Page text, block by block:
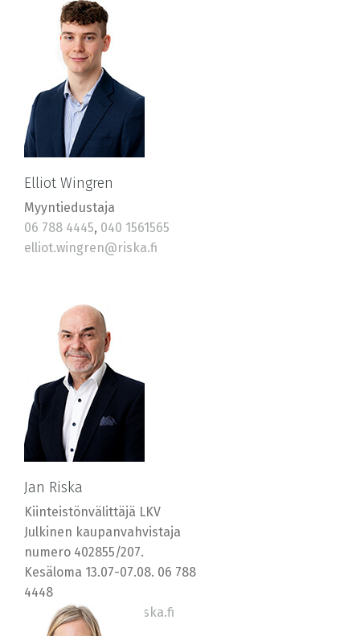
Elliot Wingren
Myyntiedustaja
06 788 4445, 040 1561565
elliot.wingren@riska.fi
Jan Riska
Kiinteistönvälittäjä LKV
Julkinen kaupanvahvistaja
numero 402855/207.
Kesäloma 13.07-07.08. 06 788
4448
0400 569577, jan@riska.fi